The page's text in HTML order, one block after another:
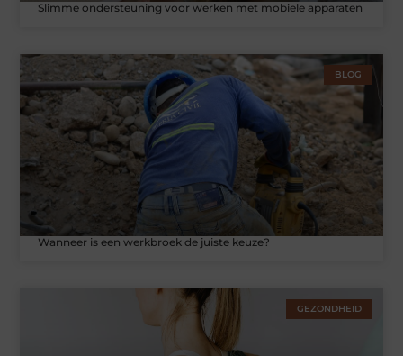
Slimme ondersteuning voor werken met mobiele apparaten
BLOG
Wanneer is een werkbroek de juiste keuze?
GEZONDHEID